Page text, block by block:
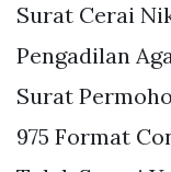
Surat Cerai
Pengadilan
Surat
975 Format